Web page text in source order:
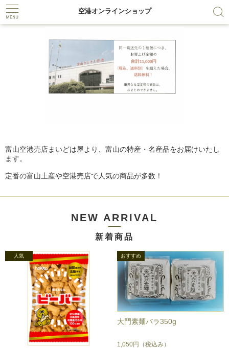
空港オンラインショップ
富山空港売店まいどは屋より、富山の特産・名産品をお届けいたし
ます。
定番の富山土産や空港売店で人気の商品が多数！
NEW ARRIVAL
新着商品
大門素麺バラ350g
1,050円 （税込み）